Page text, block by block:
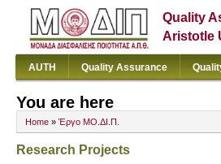
Quality
Aristotle
AUTH Quality Assurance
You are here
Home » Έργο ΜΟ.ΔΙ.Π.
Research Projects